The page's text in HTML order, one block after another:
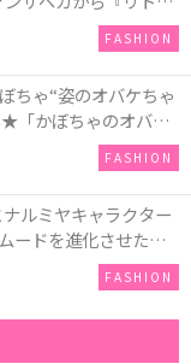
ーサリーイヤー』を
FASHION
ちゃ“姿のオバケちゃ
「かぼちゃのオバケ
Q-pot CAFE.では
ト」も登場
FASHION
ルミヤキャラクター
ードを進化させた新
FASHION